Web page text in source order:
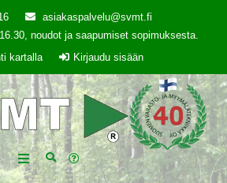
asiakaspalvelu@svmt.fi
noudot ja saapumiset sopimuksesta.
kartalla
Kirjaudu sisään